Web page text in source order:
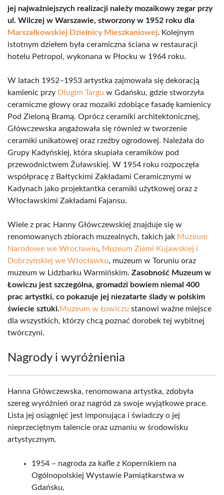
jej najważniejszych realizacji należy mozaikowy zegar przy
ul. Wilczej w Warszawie, stworzony w 1952 roku dla
Marszałkowskiej Dzielnicy Mieszkaniowej. Kolejnym
istotnym dziełem była ceramiczna ściana w restauracji
hotelu Petropol, wykonana w Płocku w 1964 roku.
W latach 1952–1953 artystka zajmowała się dekoracją
kamienic przy Długim Targu w Gdańsku, gdzie stworzyła
ceramiczne głowy oraz mozaiki zdobiące fasadę kamienicy
Pod Zieloną Bramą. Oprócz ceramiki architektonicznej,
Główczewska angażowała się również w tworzenie
ceramiki unikatowej oraz rzeźby ogrodowej. Należała do
Grupy Kadyńskiej, która skupiała ceramików pod
przewodnictwem Żuławskiej. W 1954 roku rozpoczęła
współpracę z Bałtyckimi Zakładami Ceramicznymi w
Kadynach jako projektantka ceramiki użytkowej oraz z
Włocławskimi Zakładami Fajansu.
Wiele z prac Hanny Główczewskiej znajduje się w
renomowanych zbiorach muzealnych, takich jak Muzeum
Narodowe we Wrocławiu, Muzeum Ziemi Kujawskiej i
Dobrzyńskiej we Włocławku, muzeum w Toruniu oraz
muzeum w Lidzbarku Warmińskim. Zasobność Muzeum w
Łowiczu jest szczególna, gromadzi bowiem niemal 400
prac artystki, co pokazuje jej niezatarte ślady w polskim
świecie sztuki.Muzeum w Łowiczu stanowi ważne miejsce
dla wszystkich, którzy chcą poznać dorobek tej wybitnej
twórczyni.
Nagrody i wyróżnienia
Hanna Główczewska, renomowana artystka, zdobyła
szereg wyróżnień oraz nagród za swoje wyjątkowe prace.
Lista jej osiągnięć jest imponująca i świadczy o jej
nieprzeciętnym talencie oraz uznaniu w środowisku
artystycznym.
1954 – nagroda za kafle z Kopernikiem na
Ogólnopolskiej Wystawie Pamiątkarstwa w
Gdańsku,